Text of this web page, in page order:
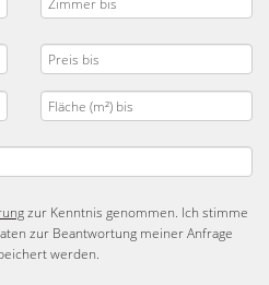
zur Kenntnis genommen. Ich stimme
zur Beantwortung meiner Anfrage
werden.